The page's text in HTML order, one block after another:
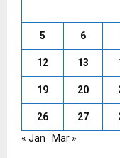
5 6
12 13
19 20
26 27
« Jan
Mar »